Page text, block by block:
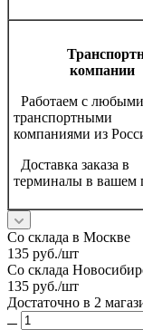
компании
Работаем с любыми
транспортными
компаниями из
Доставка заказа в
терминалы в вашем
Со склада в Москве
135 руб./шт
Со склада
135 руб./шт
Достаточно в 2